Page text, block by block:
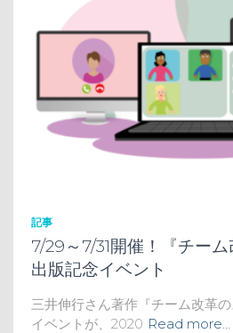
記事
7/29～7/31開催！『チーム
出版記念イベント
三井伸行さん著作『チーム改革
イベントが、2020 Read more…